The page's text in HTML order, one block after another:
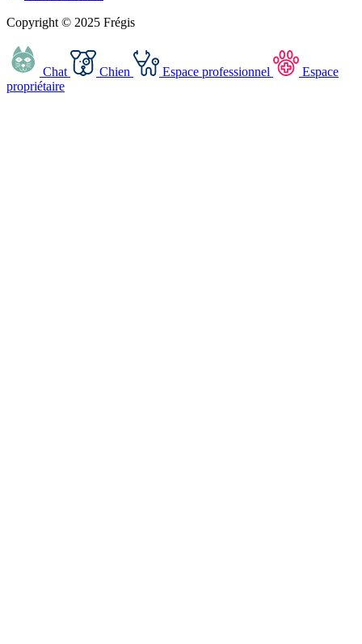
Copyright © 2025 Frégis
Chat Chien Espace professionnel
Espace
propriétaire